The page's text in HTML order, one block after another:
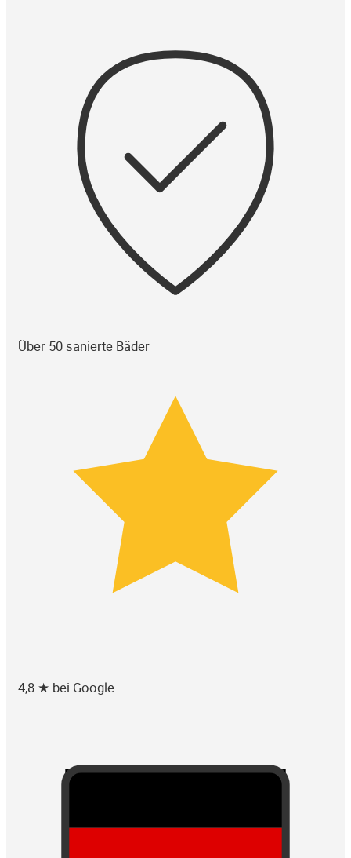
Über 50 sanierte Bäder
4,8 ★ bei Google